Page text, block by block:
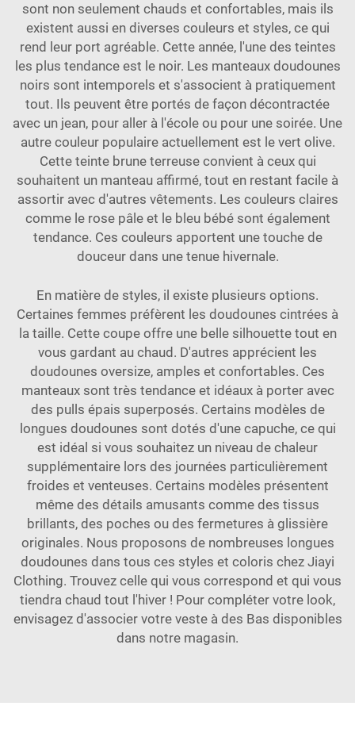
sont non seulement chauds et confortables, mais ils
existent aussi en diverses couleurs et styles, ce qui
rend leur port agréable. Cette année, l'une des teintes
les plus tendance est le noir. Les manteaux doudounes
noirs sont intemporels et s'associent à pratiquement
tout. Ils peuvent être portés de façon décontractée
avec un jean, pour aller à l'école ou pour une soirée. Une
autre couleur populaire actuellement est le vert olive.
Cette teinte brune terreuse convient à ceux qui
souhaitent un manteau affirmé, tout en restant facile à
assortir avec d'autres vêtements. Les couleurs claires
comme le rose pâle et le bleu bébé sont également
tendance. Ces couleurs apportent une touche de
douceur dans une tenue hivernale.
En matière de styles, il existe plusieurs options.
Certaines femmes préfèrent les doudounes cintrées à
la taille. Cette coupe offre une belle silhouette tout en
vous gardant au chaud. D'autres apprécient les
doudounes oversize, amples et confortables. Ces
manteaux sont très tendance et idéaux à porter avec
des pulls épais superposés. Certains modèles de
longues doudounes sont dotés d'une capuche, ce qui
est idéal si vous souhaitez un niveau de chaleur
supplémentaire lors des journées particulièrement
froides et venteuses. Certains modèles présentent
même des détails amusants comme des tissus
brillants, des poches ou des fermetures à glissière
originales. Nous proposons de nombreuses longues
doudounes dans tous ces styles et coloris chez Jiayi
Clothing. Trouvez celle qui vous correspond et qui vous
tiendra chaud tout l'hiver ! Pour compléter votre look,
envisagez d'associer votre veste à des Bas disponibles
dans notre magasin.